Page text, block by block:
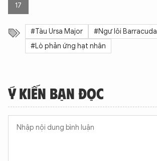
17
#Tàu Ursa Major
#Ngư lôi Barracuda
#Lò phản ứng hạt nhân
Ý KIẾN BẠN ĐỌC